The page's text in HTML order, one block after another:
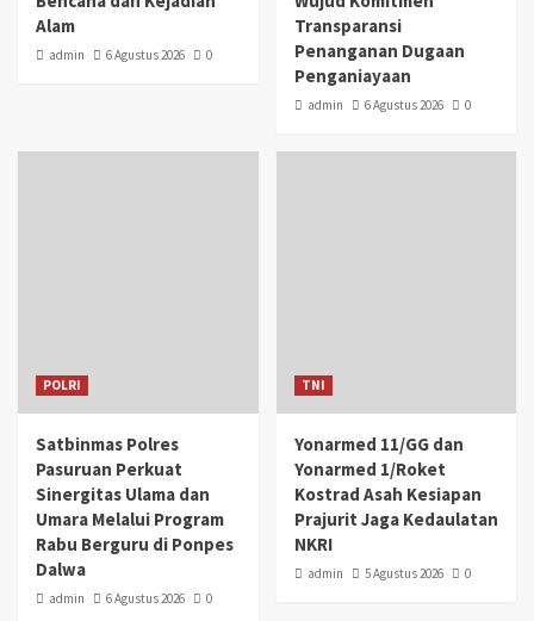
Alam
admin 6 Agustus 2026 0
Transparansi
Penanganan Dugaan
Penganiayaan
admin 6 Agustus 2026 0
POLRI
Satbinmas Polres
Pasuruan Perkuat
Sinergitas Ulama dan
Umara Melalui Program
Rabu Berguru di Ponpes
Dalwa
admin 6 Agustus 2026 0
TNI
Yonarmed 11/GG dan
Yonarmed 1/Roket
Kostrad Asah Kesiapan
Prajurit Jaga Kedaulatan
NKRI
admin 5 Agustus 2026 0